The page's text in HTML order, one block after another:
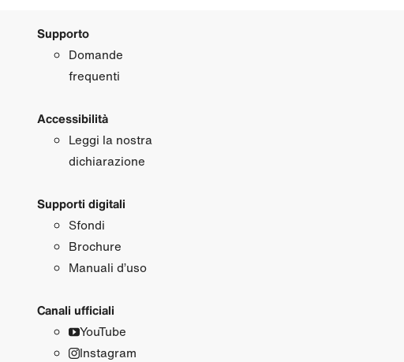
Supporto
Domande
frequenti
Accessibilità
Leggi la nostra
dichiarazione
Supporti digitali
Sfondi
Brochure
Manuali d’uso
Canali ufficiali
YouTube
Instagram